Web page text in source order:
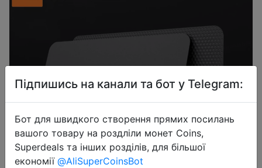
Підпишись на канали та бот у Telegram:
Бот для швидкого створення прямих посилань
вашого товару на роздліли монет Coins,
Superdeals та інших розділів, для більшої
економії @AliSuperCoinsBot